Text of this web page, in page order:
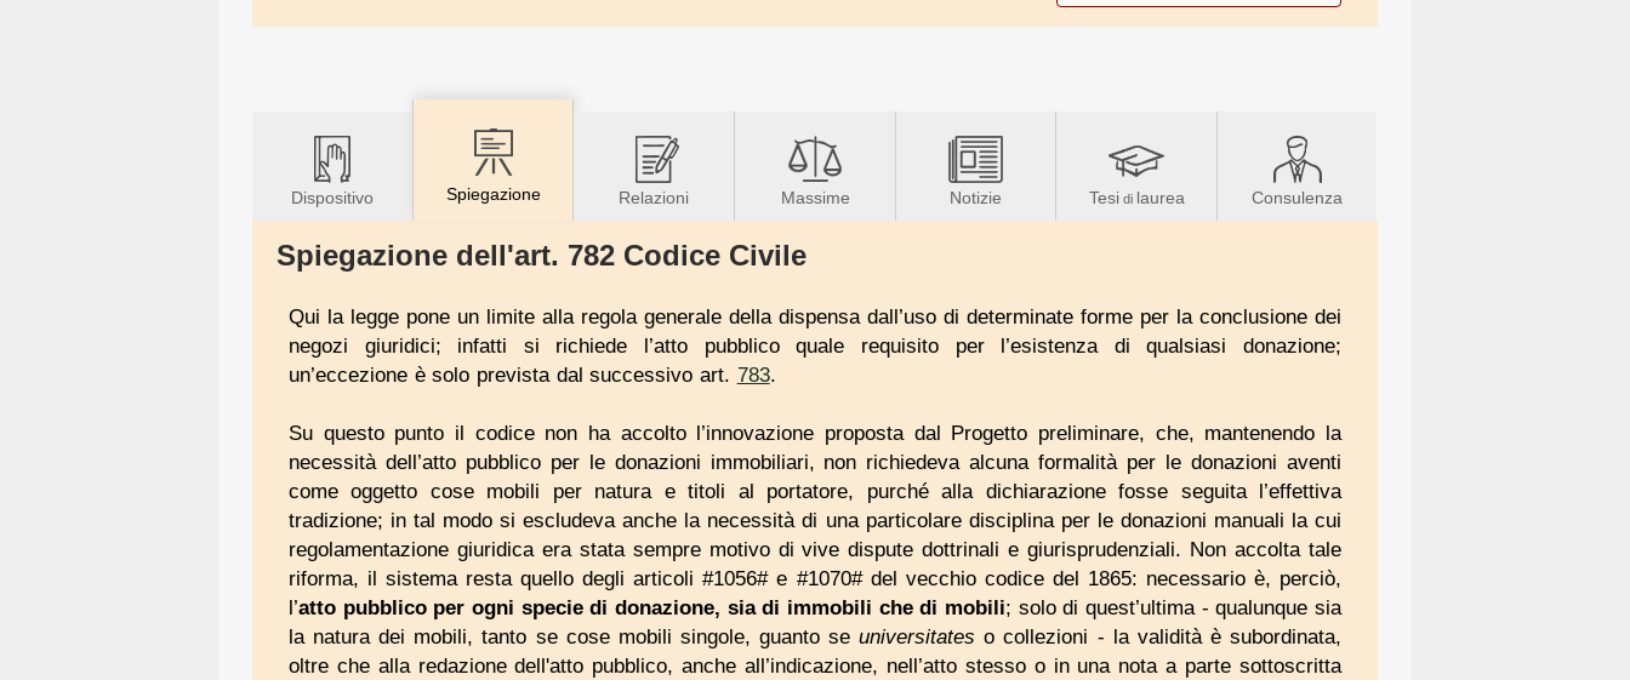
Dispositivo Spiegazione Relazioni Massime Notizie Tesidi laurea Consulenza
Spiegazione dell'art. 782 Codice Civile
Qui la legge pone un limite alla regola generale della dispensa dall’uso di determinate forme per la conclusione dei
negozi giuridici; infatti si richiede l’atto pubblico quale requisito per l’esistenza di qualsiasi donazione;
un’eccezione è solo prevista dal successivo art. 783.
Su questo punto il codice non ha accolto l’innovazione proposta dal Progetto preliminare, che, mantenendo la
necessità dell’atto pubblico per le donazioni immobiliari, non richiedeva alcuna formalità per le donazioni aventi
come oggetto cose mobili per natura e titoli al portatore, purché alla dichiarazione fosse seguita l’effettiva
tradizione; in tal modo si escludeva anche la necessità di una particolare disciplina per le donazioni manuali la cui
regolamentazione giuridica era stata sempre motivo di vive dispute dottrinali e giurisprudenziali. Non accolta tale
riforma, il sistema resta quello degli articoli #1056# e #1070# del vecchio codice del 1865: necessario è, perciò,
l’atto pubblico per ogni specie di donazione, sia di immobili che di mobili; solo di quest’ultima - qualunque sia
la natura dei mobili, tanto se cose mobili singole, guanto seuniversitateso collezioni - la validità è subordinata,
oltre che alla redazione dell'atto pubblico, anche all’indicazione, nell’atto stesso o in una nota a parte sottoscritta